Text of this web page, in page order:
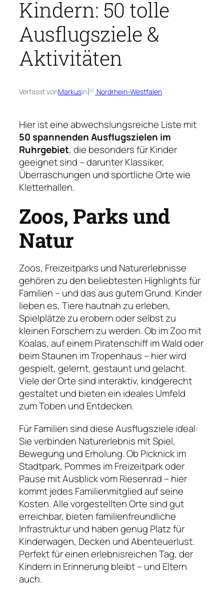
Kindern: 50 tolle
Ausflugsziele &
Aktivitäten
Verfasst vonMarkusin Nordrhein-Westfalen
Hier ist eine abwechslungsreiche Liste mit
50 spannenden Ausflugszielen im
Ruhrgebiet, die besonders für Kinder
geeignet sind – darunter Klassiker,
Überraschungen und sportliche Orte wie
Kletterhallen.
Zoos, Parks und
Natur
Zoos, Freizeitparks und Naturerlebnisse
gehören zu den beliebtesten Highlights für
Familien – und das aus gutem Grund. Kinder
lieben es, Tiere hautnah zu erleben,
Spielplätze zu erobern oder selbst zu
kleinen Forschern zu werden. Ob im Zoo mit
Koalas, auf einem Piratenschiff im Wald oder
beim Staunen im Tropenhaus – hier wird
gespielt, gelernt, gestaunt und gelacht.
Viele der Orte sind interaktiv, kindgerecht
gestaltet und bieten ein ideales Umfeld
zum Toben und Entdecken.
Für Familien sind diese Ausflugsziele ideal:
Sie verbinden Naturerlebnis mit Spiel,
Bewegung und Erholung. Ob Picknick im
Stadtpark, Pommes im Freizeitpark oder
Pause mit Ausblick vom Riesenrad – hier
kommt jedes Familienmitglied auf seine
Kosten. Alle vorgestellten Orte sind gut
erreichbar, bieten familienfreundliche
Infrastruktur und haben genug Platz für
Kinderwagen, Decken und Abenteuerlust.
Perfekt für einen erlebnisreichen Tag, der
Kindern in Erinnerung bleibt – und Eltern
auch.